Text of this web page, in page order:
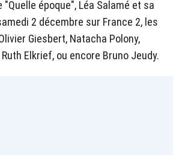
"Quelle époque", Léa Salamé et sa
2 décembre sur France 2, les
Giesbert, Natacha Polony,
Elkrief, ou encore Bruno Jeudy.